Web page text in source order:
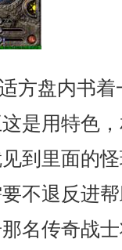
方盘内书
是用特色
到里面的
不退反进
名传奇战